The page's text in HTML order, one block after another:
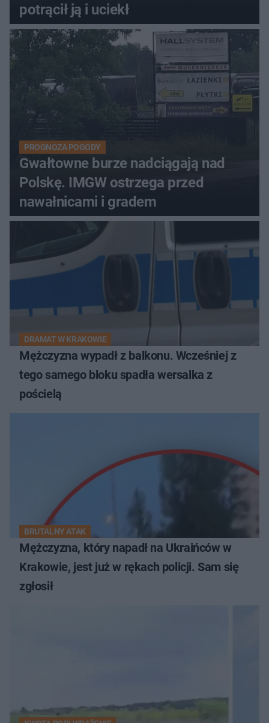
potrącił ją i uciekł
PROGNOZA POGODY
Gwałtowne burze nadciągają nad
Polskę. IMGW ostrzega przed
nawałnicami i gradem
DRAMAT W KRAKOWIE
Mężczyzna wypadł z balkonu. Wcześniej z
tego samego bloku spadła wersalka z
pościelą
BRUTALNY ATAK
Mężczyzna, który napadł na Ukraińców w
Krakowie, jest już w rękach policji. Sam się
zgłosił